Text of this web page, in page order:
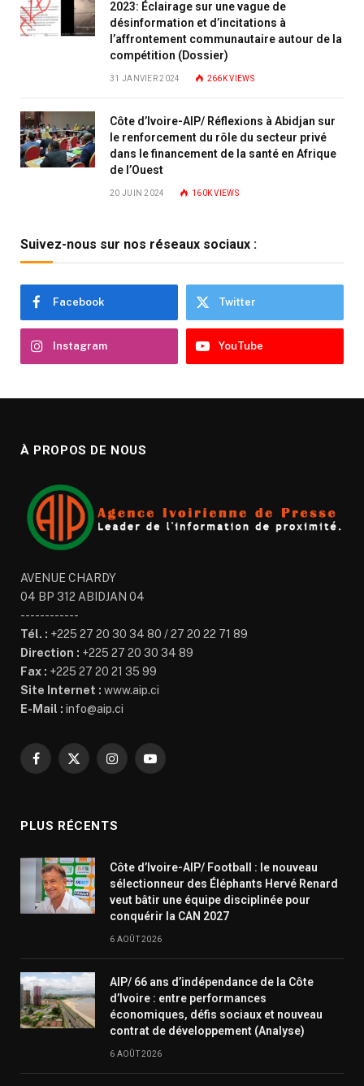
2023: Éclairage sur une vague de
désinformation et d’incitations à
l’affrontement communautaire autour de la
compétition (Dossier)
31 JANVIER 2024 266KVIEWS
Côte d’Ivoire-AIP/ Réflexions à Abidjan sur
le renforcement du rôle du secteur privé
dans le financement de la santé en Afrique
de l’Ouest
20 JUIN 2024 160KVIEWS
Suivez-nous sur nos réseaux sociaux :
Facebook Twitter
Instagram YouTube
À PROPOS DE NOUS
AVENUE CHARDY
04 BP 312 ABIDJAN 04
------------
Tél. : +225 27 20 30 34 80 / 27 20 22 71 89
Direction : +225 27 20 30 34 89
Fax : +225 27 20 21 35 99
Site Internet : www.aip.ci
E-Mail : info@aip.ci
Facebook
X
InstagramYouTube
PLUS RÉCENTS
Côte d’Ivoire-AIP/ Football : le nouveau
sélectionneur des Éléphants Hervé Renard
veut bâtir une équipe disciplinée pour
conquérir la CAN 2027
6 AOÛT 2026
AIP/ 66 ans d’indépendance de la Côte
d’Ivoire : entre performances
économiques, défis sociaux et nouveau
contrat de développement (Analyse)
6 AOÛT 2026